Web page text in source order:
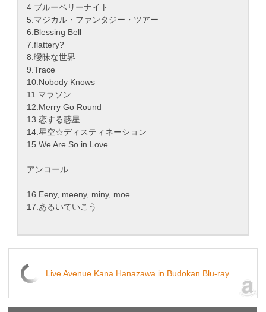
4.ブルーベリーナイト
5.マジカル・ファンタジー・ツアー
6.Blessing Bell
7.flattery?
8.曖昧な世界
9.Trace
10.Nobody Knows
11.マラソン
12.Merry Go Round
13.恋する惑星
14.星空☆ディスティネーション
15.We Are So in Love
アンコール
16.Eeny, meeny, miny, moe
17.あるいていこう
Live Avenue Kana Hanazawa in Budokan Blu-ray